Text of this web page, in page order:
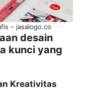
– jasalogo.co
desain
kunci yang
Kreativitas